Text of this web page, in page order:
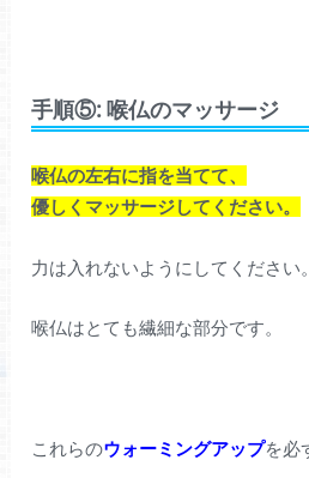
手順⑤: 喉仏のマッサージ
喉仏の左右に指を当てて、
優しくマッサージしてください。
力は入れないようにしてください。
喉仏はとても繊細な部分です。
これらのウォーミングアップを必